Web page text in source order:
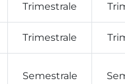
Trimestrale
Trimestrale
Semestrale